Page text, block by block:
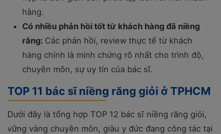
hàng.
Có nhiều phản hồi tốt từ khách hàng đã niềng
răng: Các phản hồi, review thực tế từ khách
hàng chính là minh chứng rõ nhất cho trình độ,
chuyên môn, sự uy tín của bác sĩ.
TOP 11 bác sĩ niềng răng giỏi ở TPHCM
Dưới đây là tổng hợp TOP 12 bác sĩ niềng răng giỏi,
vững vàng chuyên môn, giàu y đức đang công tác tại